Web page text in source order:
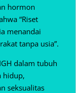
hormon
“Riset
menandai
tanpa usia”.
dalam tubuh
hidup,
seksualitas